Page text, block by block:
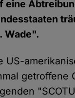
eine
Wade".
US-
getroffene